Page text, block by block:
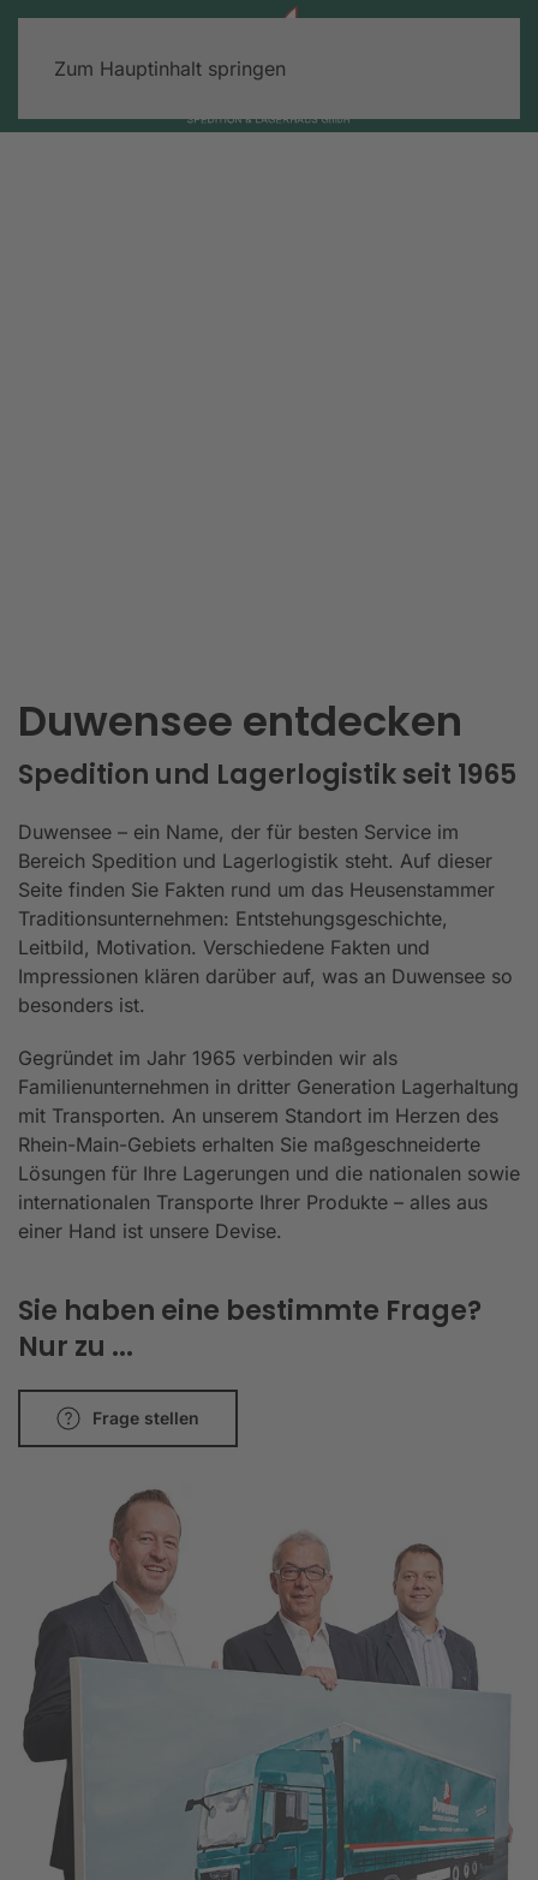
Zum Hauptinhalt springen
Duwensee entdecken
Spedition und Lagerlogistik seit 1965
Duwensee – ein Name, der für besten Service im
Bereich Spedition und Lagerlogistik steht. Auf dieser
Seite finden Sie Fakten rund um das Heusenstammer
Traditionsunternehmen: Entstehungsgeschichte,
Leitbild, Motivation. Verschiedene Fakten und
Impressionen klären darüber auf, was an Duwensee so
besonders ist.
Gegründet im Jahr 1965 verbinden wir als
Familienunternehmen in dritter Generation Lagerhaltung
mit Transporten. An unserem Standort im Herzen des
Rhein-Main-Gebiets erhalten Sie maßgeschneiderte
Lösungen für Ihre Lagerungen und die nationalen sowie
internationalen Transporte Ihrer Produkte – alles aus
einer Hand ist unsere Devise.
Sie haben eine bestimmte Frage?
Nur zu ...
Frage stellen